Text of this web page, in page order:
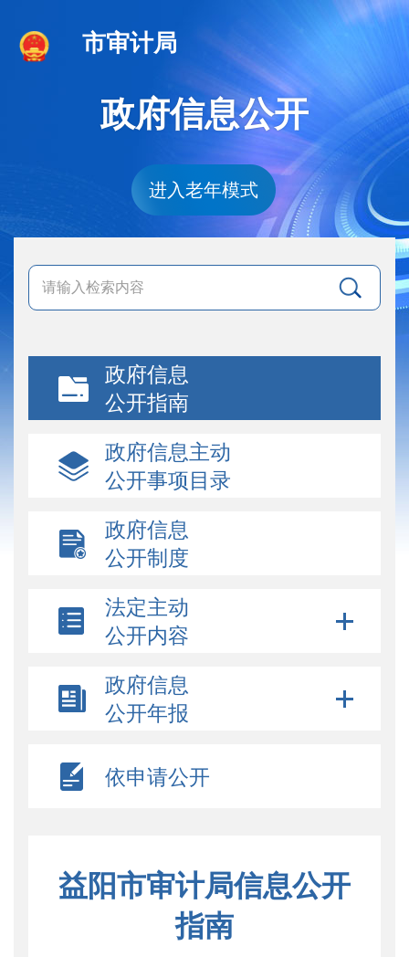
市审计局
进入老年模式
政府信息公开
政府信息
公开指南
政府信息主动
公开事项目录
政府信息
公开制度
法定主动
公开内容
政府信息
公开年报
依申请公开
益阳市审计局信息公开
指南